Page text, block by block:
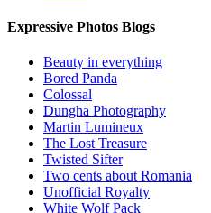
Expressive Photos Blogs
Beauty in everything
Bored Panda
Colossal
Dungha Photography
Martin Lumineux
The Lost Treasure
Twisted Sifter
Two cents about Romania
Unofficial Royalty
White Wolf Pack